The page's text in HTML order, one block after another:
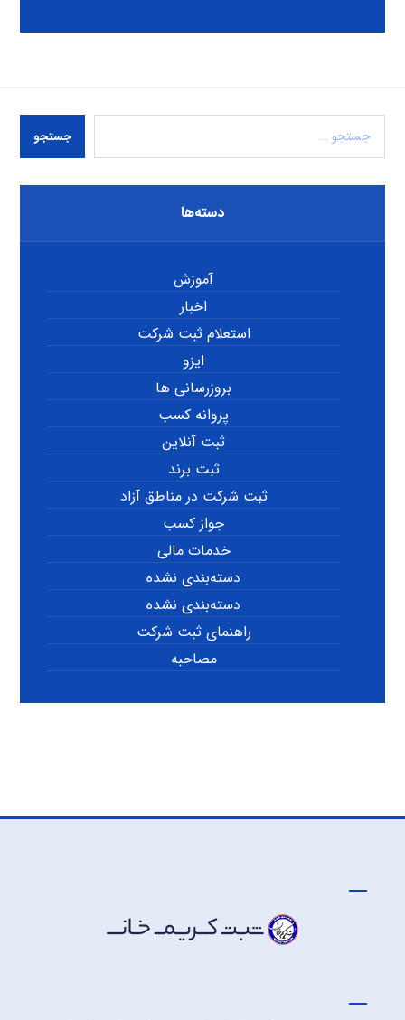
جستجو
دسته‌ها
آموزش
اخبار
استعلام ثبت شرکت
ایزو
بروزرسانی ها
پروانه کسب
ثبت آنلاین
ثبت برند
ثبت شرکت در مناطق آزاد
جواز کسب
خدمات مالی
دسته‌بندی نشده
دسته‌بندی نشده
راهنمای ثبت شرکت
مصاحبه